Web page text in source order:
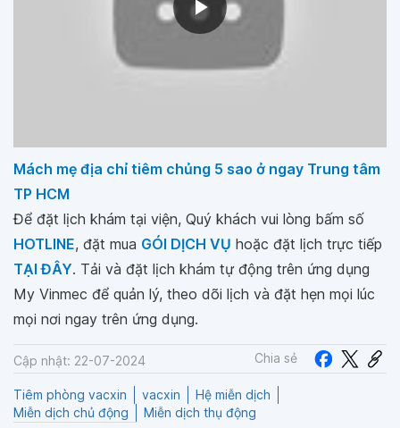
Mách mẹ địa chỉ tiêm chủng 5 sao ở ngay Trung tâm
TP HCM
Để đặt lịch khám tại viện, Quý khách vui lòng bấm số
HOTLINE, đặt mua GÓI DỊCH VỤ hoặc đặt lịch trực tiếp
TẠI ĐÂY. Tải và đặt lịch khám tự động trên ứng dụng
My Vinmec để quản lý, theo dõi lịch và đặt hẹn mọi lúc
mọi nơi ngay trên ứng dụng.
Cập nhật: 22-07-2024 Chia sẻ
Tiêm phòng vacxin vacxin
Hệ miễn dịch
Miễn dịch chủ động
Miễn dịch thụ động